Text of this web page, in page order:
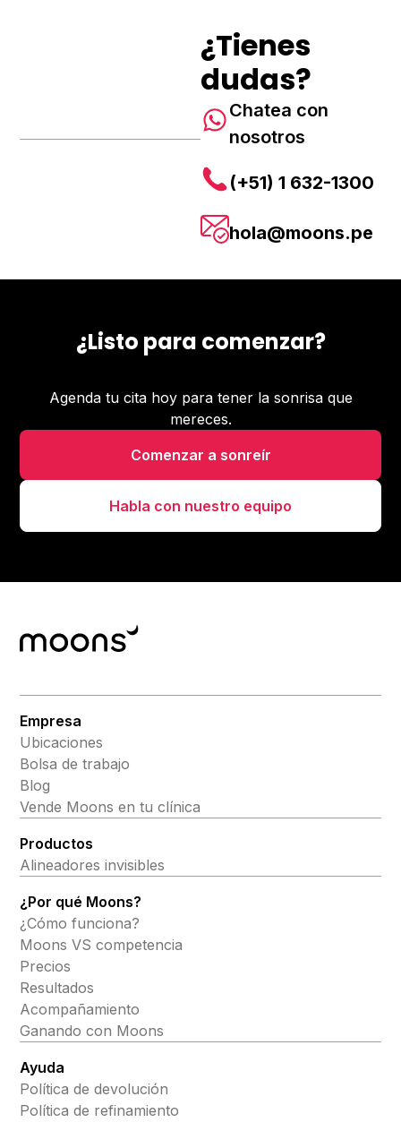
¿Tienes
dudas?
Chatea con
nosotros
(+51) 1 632-1300
hola@moons.pe
¿Listo para comenzar?
Agenda tu cita hoy para tener la sonrisa que
mereces.
Comenzar a sonreír
Habla con nuestro equipo
Empresa
Ubicaciones
Bolsa de trabajo
Blog
Vende Moons en tu clínica
Productos
Alineadores invisibles
¿Por qué Moons?
¿Cómo funciona?
Moons VS competencia
Precios
Resultados
Acompañamiento
Ganando con Moons
Ayuda
Política de devolución
Política de refinamiento